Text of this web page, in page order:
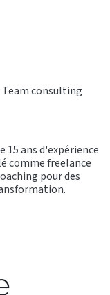
Team consulting
15 ans d'expérience
comme freelance
pour des